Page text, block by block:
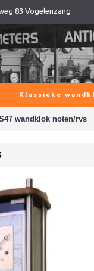
83 Vogelenzang
Klassieke
wandklok noten/rvs